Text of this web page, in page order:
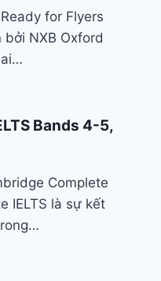
for Flyers
NXB Oxford
Bands 4-5,
Complete
IELTS là sự kết